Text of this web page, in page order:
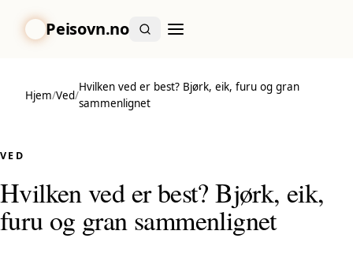
Peisovn.no
Hjem/Ved/
Hvilken ved er best? Bjørk, eik, furu og gran
sammenlignet
VED
Hvilken ved er best? Bjørk, eik,
furu og gran sammenlignet